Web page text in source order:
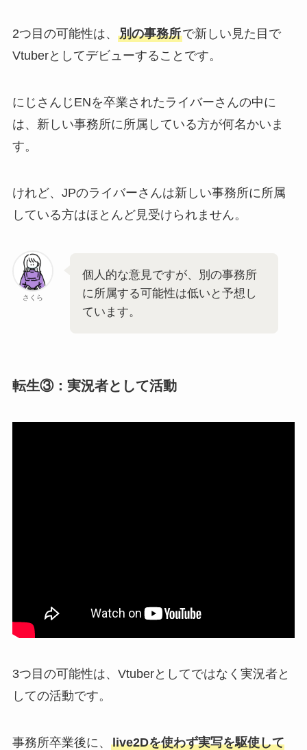
2つ目の可能性は、 別の事務所で新しい見た目で
Vtuberとしてデビューすることです。
にじさんじENを卒業されたライバーさんの中に
は、新しい事務所に所属している方が何名かいま
す。
けれど、JPのライバーさんは新しい事務所に所属
している方はほとんど見受けられません。
さくら
個人的な意見ですが、別の事務所
に所属する可能性は低いと予想し
ています。
転生③：実況者として活動
3つ目の可能性は、Vtuberとしてではなく実況者と
しての活動です。
事務所卒業後に、 live2Dを使わず実写を駆使して